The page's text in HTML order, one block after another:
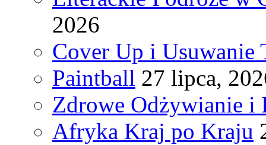
2026
Cover Up i Usuwanie
Paintball 27 lipca,
Zdrowe Odżywianie i
Afryka Kraj po Kraju